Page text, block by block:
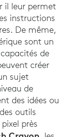
il leur permet
instructions
De même,
sont un
de
créer
sujet
de
des idées ou
outils
près